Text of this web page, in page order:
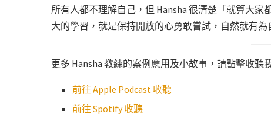
所有人都不理解自己，但 Hansha 很清楚「就算大
大的學習，就是保持開放的心勇敢嘗試，自然就有
更多 Hansha 教練的案例應用及小故事，請點擊收聽
前往 Apple Podcast 收聽
前往 Spotify 收聽